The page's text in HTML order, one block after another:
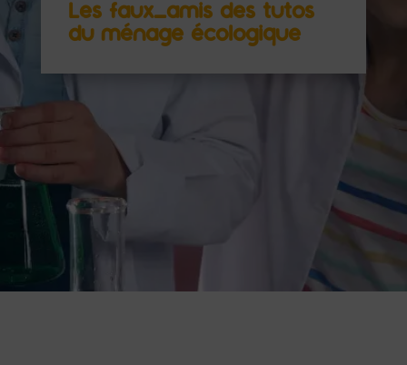
Les faux-amis des tutos
du ménage écologique